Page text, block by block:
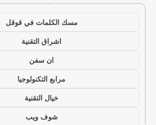
مسك الكلمات في قوقل
اشراق التقنية
ان سفن
مرابع التكنولوجيا
خيال التقنية
شوف ويب